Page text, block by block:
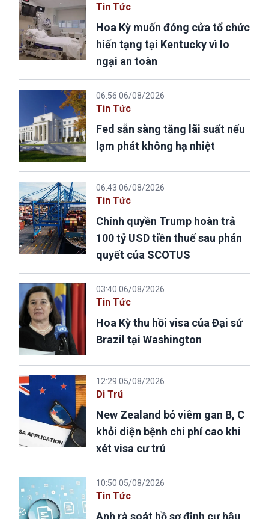
Tin Tức
Hoa Kỳ muốn đóng cửa tổ chức
hiến tạng tại Kentucky vì lo
ngại an toàn
06:56 06/08/2026
Tin Tức
Fed sẵn sàng tăng lãi suất nếu
lạm phát không hạ nhiệt
06:43 06/08/2026
Tin Tức
Chính quyền Trump hoàn trả
100 tỷ USD tiền thuế sau phán
quyết của SCOTUS
03:40 06/08/2026
Tin Tức
Hoa Kỳ thu hồi visa của Đại sứ
Brazil tại Washington
12:29 05/08/2026
Di Trú
New Zealand bỏ viêm gan B, C
khỏi diện bệnh chi phí cao khi
xét visa cư trú
10:50 05/08/2026
Tin Tức
Anh rà soát hồ sơ định cư hậu